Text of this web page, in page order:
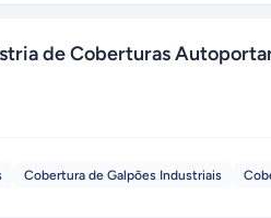
de Coberturas
Cobertura de Galpões Industriais